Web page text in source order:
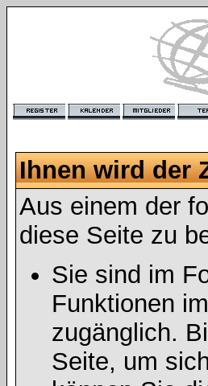
Ihnen wird der
Aus einem der
diese Seite zu
Sie sind im
Funktionen
zugänglich.
Seite, um